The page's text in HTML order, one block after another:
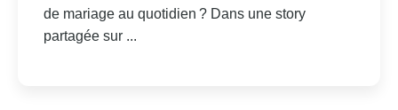
de mariage au quotidien ? Dans une story
partagée sur ...